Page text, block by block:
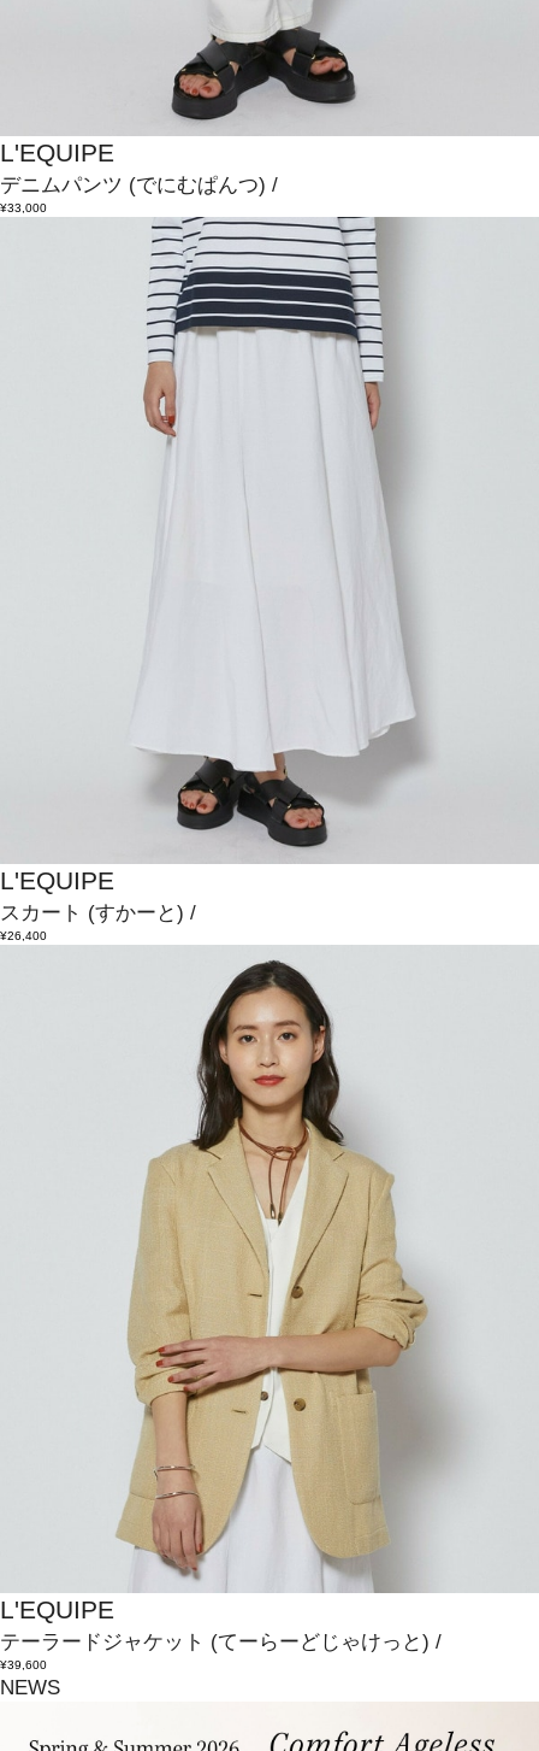
L'EQUIPE
デニムパンツ (でにむぱんつ) /
¥33,000
L'EQUIPE
スカート (すかーと) /
¥26,400
L'EQUIPE
テーラードジャケット (てーらーどじゃけっと) /
¥39,600
NEWS